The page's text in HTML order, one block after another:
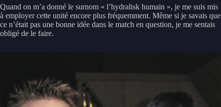
Quand on m’a donné le surnom « l’hydralisk humain », je me suis mis
à employer cette unité encore plus fréquemment. Même si je savais que
ce n’était pas une bonne idée dans le match en question, je me sentais
obligé de le faire.